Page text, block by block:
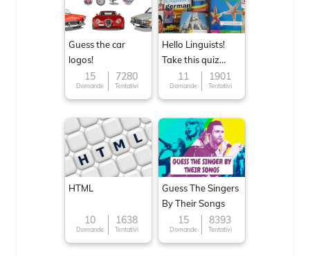
Guess the car
logos!
15
Domande
7280
Tentativi
Hello Linguists!
Take this quiz
now!11
Domande
1901
Tentativi
HTML
10
Domande
1638
Tentativi
Guess The Singers
By Their Songs
15
Domande
8393
Tentativi